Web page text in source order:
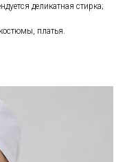
деликатная стирка;
платья.